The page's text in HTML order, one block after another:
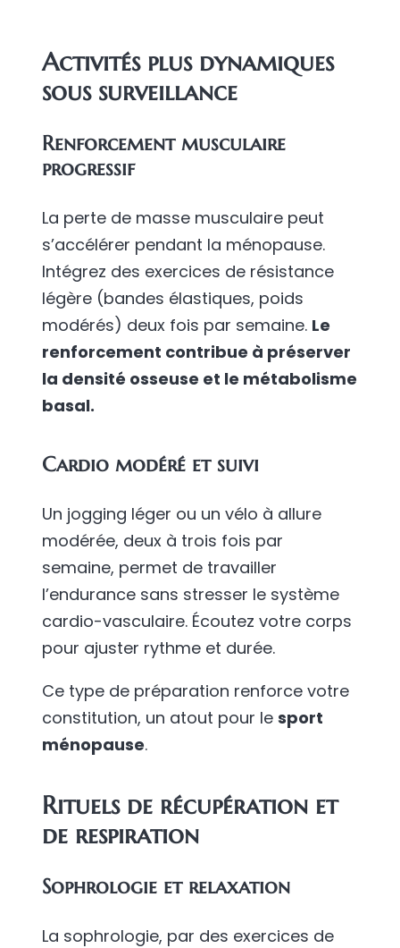
Activités plus dynamiques
sous surveillance
Renforcement musculaire
progressif
La perte de masse musculaire peut
s’accélérer pendant la ménopause.
Intégrez des exercices de résistance
légère (bandes élastiques, poids
modérés) deux fois par semaine. Le
renforcement contribue à préserver
la densité osseuse et le métabolisme
basal.
Cardio modéré et suivi
Un jogging léger ou un vélo à allure
modérée, deux à trois fois par
semaine, permet de travailler
l’endurance sans stresser le système
cardio-vasculaire. Écoutez votre corps
pour ajuster rythme et durée.
Ce type de préparation renforce votre
constitution, un atout pour le sport
ménopause.
Rituels de récupération et
de respiration
Sophrologie et relaxation
La sophrologie, par des exercices de